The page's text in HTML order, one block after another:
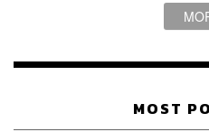
สำหรับการขุดคริปโตเคอร์เรน
เมื่อขายเหรียญคริปโต เรื่องนี้
อาจสงสัยว่ากรณีนี้จะถือว่ามีเงิ
MOST